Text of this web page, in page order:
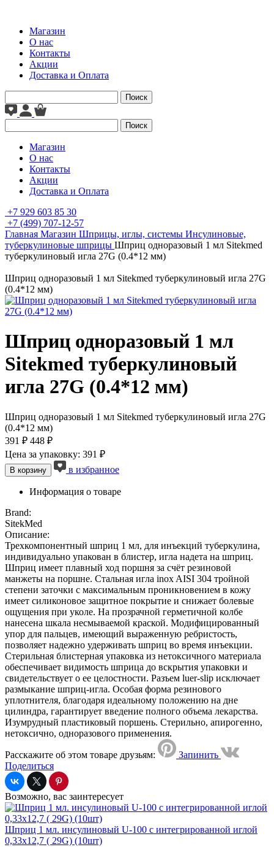
Магазин
О нас
Контакты
Акции
Доставка и Оплата
Поиск
Поиск
Магазин
О нас
Контакты
Акции
Доставка и Оплата
+7 929 603 85 30
+7 (499) 707-12-57
Главная Магазин Шприцы, иглы, системы Инсулиновые,
туберкулиновые шприцы Шприц одноразовый 1 мл Sitekmed
туберкулиновый игла 27G (0.4*12 мм)
Шприц одноразовый 1 мл Sitekmed туберкулиновый игла 27G
(0.4*12 мм)
Шприц одноразовый 1 мл
Sitekmed туберкулиновый
игла 27G (0.4*12 мм)
Шприц одноразовый 1 мл Sitekmed туберкулиновый игла 27G
(0.4*12 мм)
391 ₽ 448 ₽
Цена за упаковку: 391 ₽
В корзину в избранное
Информация о товаре
Brand:
SitekMed
Описание:
Трехкомпонентный шприц 1 мл, для инъекций туберкулина,
индивидуально упакован в блистер, игла надета на шприц.
Шприц имеет плавный ход поршня за счёт резиновой
манжеты на поршне. Стальная игла inox AISI 304 тройной
степени заточки с максимальным проникновением в кожу
имеет силиконовое защитное покрытие и снижает болевые
ощущения при уколе. На прозрачной герметичной колбе
нанесена шкала несмываемой краской. Модифицированный
упор для пальцев, имеющий выраженную ребристость,
позволяет надежно удерживать шприц во время инъекции.
Стерильная блистерная упаковка из нетоксичного материала
обеспечивает видимость шприца до вскрытия упаковки и
свидетельствует о ее целостности. Разъем luer-slip исключает
размыкание шприц-игла. Особая форма резинового
уплотнителя, благодаря идеальному положению на дне
цилиндра, гарантирует введение полного объема лекарства.
Изумрудный пластиковый поршень. Стерильно, апирогенно,
нетоксично, одноразового применения.
Расскажите об этом товаре друзьям:
Запинить
Поделиться
Возможно, вас заинтересует
Шприц 1 мл. инсулиновый U-100 с интегрированной иглой
0,33х12,7 ( 29G) (10шт)